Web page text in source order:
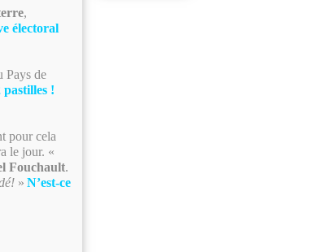
,
électoral
Pays de
pastilles !
pour cela
le jour. «
Fouchault.
» N’est-ce